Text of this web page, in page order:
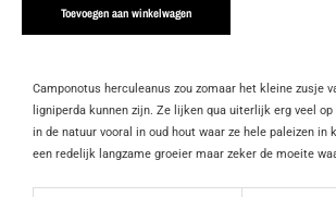
Toevoegen aan winkelwagen
Camponotus herculeanus zou zomaar het kleine zusje
ligniperda kunnen zijn. Ze lijken qua uiterlijk erg veel
in de natuur vooral in oud hout waar ze hele paleizen in
een redelijk langzame groeier maar zeker de moeite